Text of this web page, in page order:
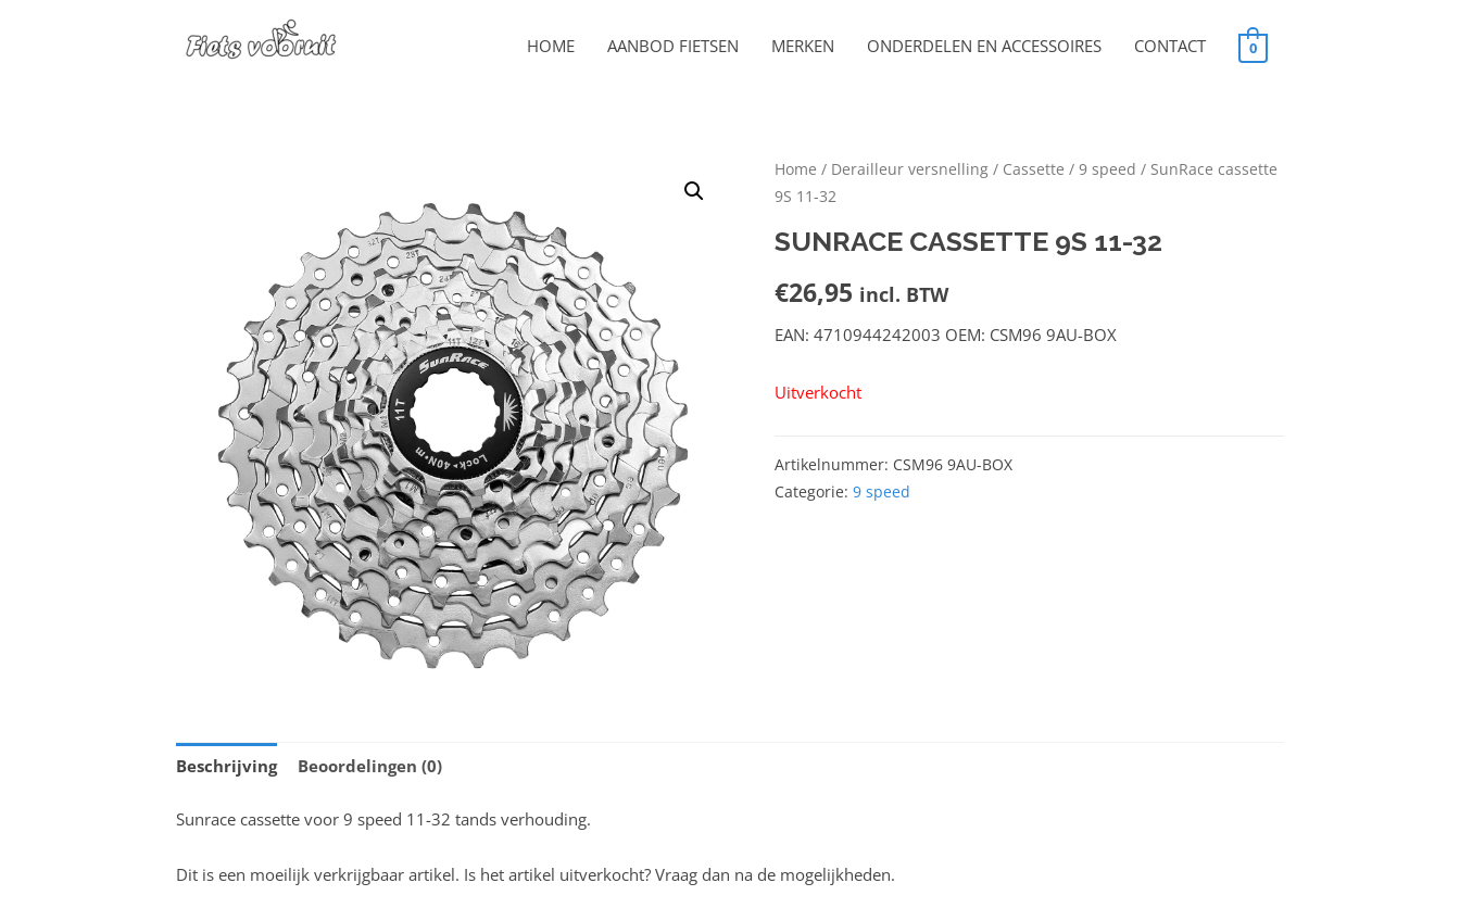
HOME AANBOD FIETSEN MERKEN ONDERDELEN EN ACCESSOIRES CONTACT 0
Home / Derailleur versnelling/ Cassette / 9 speed / SunRace cassette
9S 11-32
SUNRACE CASSETTE 9S 11-32
€26,95 incl. BTW
EAN: 4710944242003 OEM: CSM96 9AU-BOX
Uitverkocht
Artikelnummer: CSM96 9AU-BOX
Categorie: 9 speed
Beschrijving Beoordelingen (0)
Sunrace cassette voor 9 speed 11-32 tands verhouding.
Dit is een moeilijk verkrijgbaar artikel. Is het artikel uitverkocht? Vraag dan na de mogelijkheden.